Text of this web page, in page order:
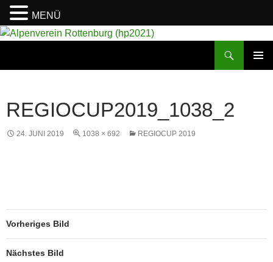
REGIOCUP2019_1038_2
24. JUNI 2019 1038 × 692 REGIOCUP 2019
Vorheriges Bild
Nächstes Bild
MENÜ